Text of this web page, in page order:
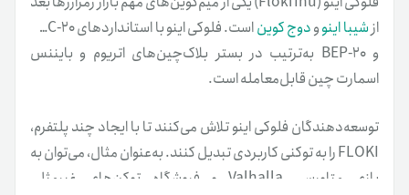
ازشیبا اینوودوج کوین
است. فلوکی اینو با استانداردهای ERC-20
و BEP-20 به‌ترتیب در بستر بلاک‌چین‌های اتریوم و بایننس
اسمارت چین قابل‌معامله است.
توسعه‌دهندگان فلوکی اینو تلاش می‌کنند تا با ایجاد چند پلتفرم،
FLOKI را به‌ توکنی کاربردی تبدیل کنند. به‌عنوان مثال، می‌توان به
بازی متاورسی Valhalla و فروشگاه توکن‌های غیرمثلی